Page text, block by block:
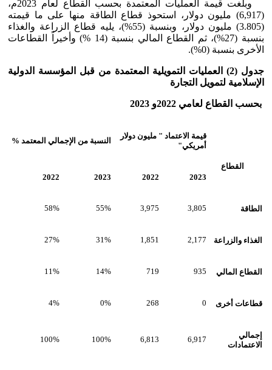
وبلغت قيمة العمليات المعتمدة بحسب القطاع لعام 2023م،
(6,917) مليون دولار، استحوذ قطاع الطاقة منها على ما قيمته
(3.805) مليون دولار، وبنسبة (55%)، يليه قطاع الزراعة والغذاء
بنسبة (27%)، ثم القطاع المالي بنسبة (14 %) وأخيراً القطاعات
الأخرى بنسبة (0%).
جدول (2) العمليات التمويلية المعتمدة من قبل المؤسسة الدولية
الإسلامية لتمويل التجارة
بحسب القطاع لعامي 2022و 2023
القطاع
قيمة الاعتماد " مليون دولار
أمريكي"
النسبة من الإجمالي المعتمد %
2023
2022
2023
2022
الطاقة 3,805
3,975
55%
58%
الغذاء والزراعة 2,177
1,851
31%
27%
القطاع المالي 935
719
14%
11%
قطاعات أخرى 0
268
0%
4%
إجمالي
الاعتمادات
6,917
6,813
100%
100%